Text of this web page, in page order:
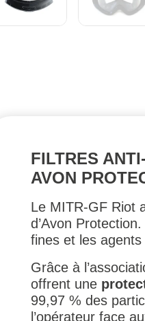
FILTRES
AVON
Le MITR-GF Riot
d’Avon
fines et les
Grâce à
offrent une
99,97 % des
l’opérateur face